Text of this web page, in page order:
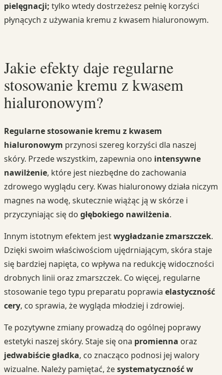
pielęgnacji; tylko wtedy dostrzeżesz pełnię korzyści
płynących z używania kremu z kwasem hialuronowym.
Jakie efekty daje regularne
stosowanie kremu z kwasem
hialuronowym?
Regularne stosowanie kremu z kwasem
hialuronowym przynosi szereg korzyści dla naszej
skóry. Przede wszystkim, zapewnia ono intensywne
nawilżenie, które jest niezbędne do zachowania
zdrowego wyglądu cery. Kwas hialuronowy działa niczym
magnes na wodę, skutecznie wiążąc ją w skórze i
przyczyniając się do głębokiego nawilżenia.
Innym istotnym efektem jestwygładzanie zmarszczek.
Dzięki swoim właściwościom ujędrniającym, skóra staje
się bardziej napięta, co wpływa na redukcję widoczności
drobnych linii oraz zmarszczek. Co więcej, regularne
stosowanie tego typu preparatu poprawia elastyczność
cery, co sprawia, że wygląda młodziej i zdrowiej.
Te pozytywne zmiany prowadzą do ogólnej poprawy
estetyki naszej skóry. Staje się ona promienna oraz
jedwabiście gładka, co znacząco podnosi jej walory
wizualne. Należy pamiętać, żesystematyczność w